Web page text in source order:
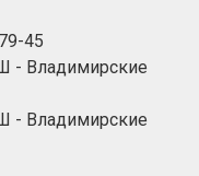
45
Владимирские
Владимирские